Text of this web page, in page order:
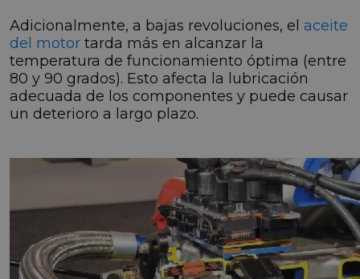
Adicionalmente, a bajas revoluciones, el aceite
del motor tarda más en alcanzar la
temperatura de funcionamiento óptima (entre
80 y 90 grados). Esto afecta la lubricación
adecuada de los componentes y puede causar
un deterioro a largo plazo.